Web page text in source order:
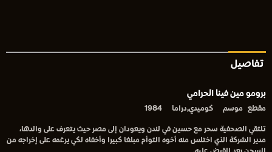
تفاصيل
برومو مين فينا الحرامي
مقطع موسم كوميدي,دراما 1984
تلتقي الصحفية سحر مع حسين في لندن ويعودان إلى مصر حيث يتعرف على والدها،
مدير الشركة الذي اختلس منه أخوه التوأم مبلغا كبيرا وأخفاه لكي يرغمه على إخراجه من